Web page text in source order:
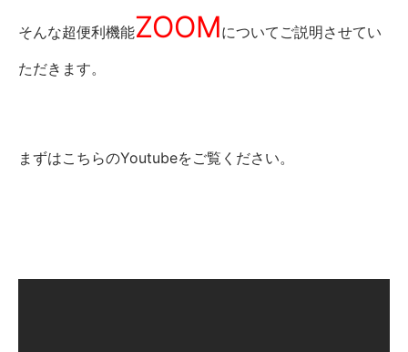
そんな超便利機能ZOOMについてご説明させてい
ただきます。
まずはこちらのYoutubeをご覧ください。